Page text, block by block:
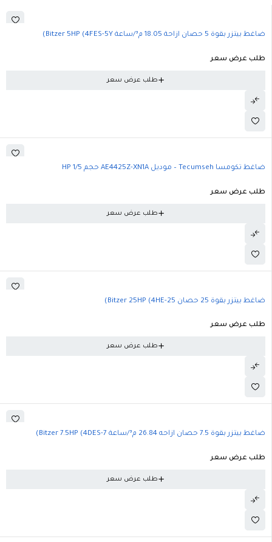
ضاغط بيتزر بقوة 5 حصان ازاحة 18.05 م³/ساعة Bitzer 5HP (4FES-5Y)
طلب عرض سعر
طلب عرض سعر
ضاغط تكومسا Tecumseh – موديل AE4425Z-XN1A حجم 1/5 HP
طلب عرض سعر
طلب عرض سعر
ضاغط بيتزر بقوة 25 حصان Bitzer 25HP (4HE-25)
طلب عرض سعر
طلب عرض سعر
ضاغط بيتزر بقوة 7.5 حصان ازاحه 26.84 م³/ساعة Bitzer 7.5HP (4DES-7)
طلب عرض سعر
طلب عرض سعر